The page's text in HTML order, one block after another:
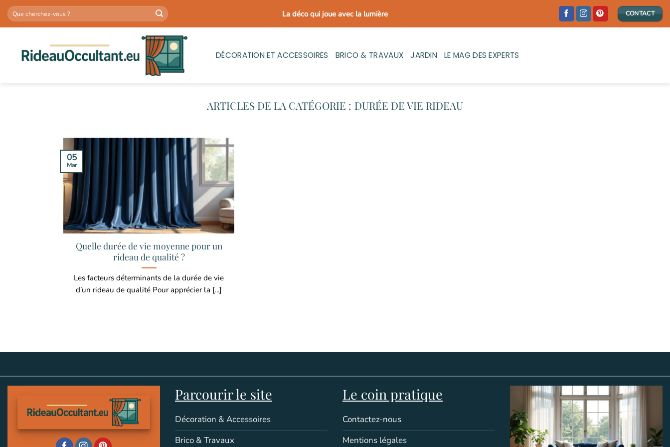
Passer
au
La déco qui joue avec la lumière CONTACT
DÉCORATION ET ACCESSOIRES BRICO & TRAVAUX JARDIN LE MAG DES EXPERTS
DURÉE DE VIE RIDEAU
Quelle durée de vie moyenne pour un
rideau de qualité ?
Les facteurs déterminants de la durée de vie
d’un rideau de qualité Pour apprécier la [...]
05
Mar
Parcourir le site
Décoration & Accessoires
Brico & Travaux
Le coin pratique
Contactez-nous
Mentions légales